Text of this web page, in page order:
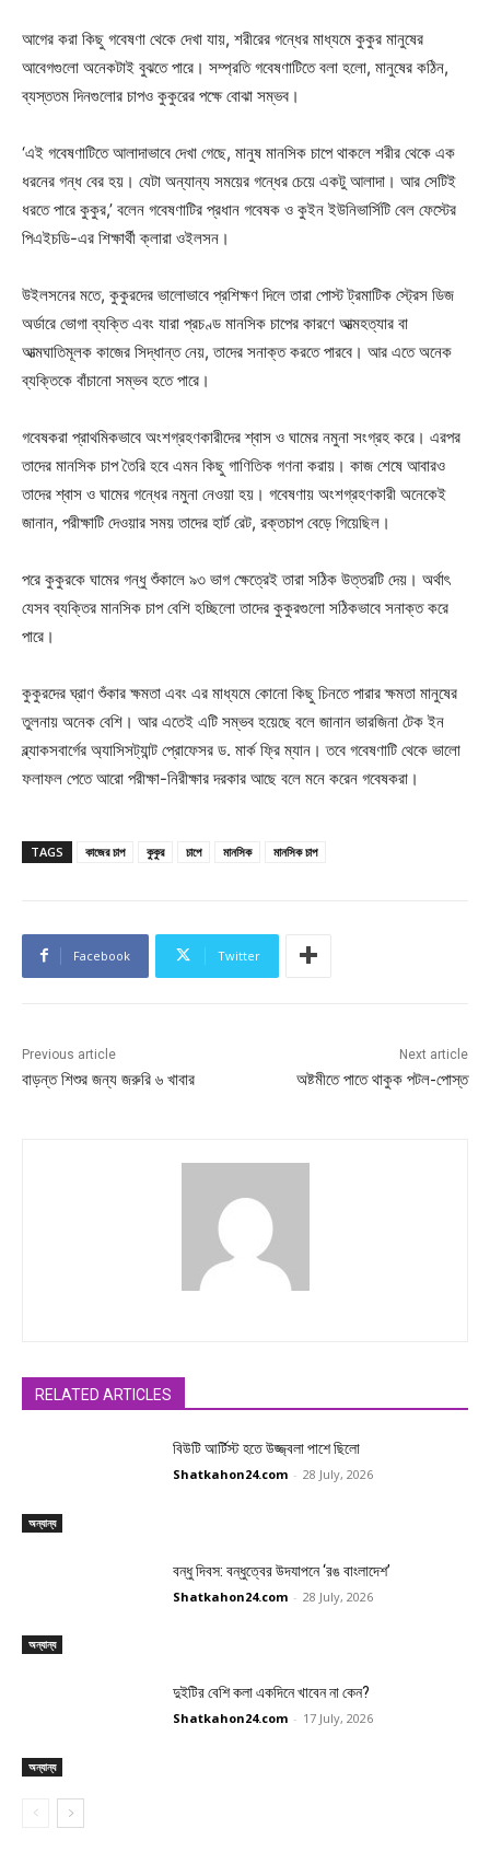
আগের করা কিছু গবেষণা থেকে দেখা যায়, শরীরের গন্ধের মাধ্যমে কুকুর মানুষের
আবেগগুলো অনেকটাই বুঝতে পারে। সম্প্রতি গবেষণাটিতে বলা হলো, মানুষের কঠিন,
ব্যস্ততম দিনগুলোর চাপও কুকুরের পক্ষে বোঝা সম্ভব।
‘এই গবেষণাটিতে আলাদাভাবে দেখা গেছে, মানুষ মানসিক চাপে থাকলে শরীর থেকে এক
ধরনের গন্ধ বের হয়। যেটা অন্যান্য সময়ের গন্ধের চেয়ে একটু আলাদা। আর সেটিই
ধরতে পারে কুকুর,’ বলেন গবেষণাটির প্রধান গবেষক ও কুইন ইউনিভার্সিটি বেল ফেস্টের
পিএইচডি-এর শিক্ষার্থী ক্লারা ওইলসন।
উইলসনের মতে, কুকুরদের ভালোভাবে প্রশিক্ষণ দিলে তারা পোস্ট ট্রমাটিক স্ট্রেস ডিজ
অর্ডারে ভোগা ব্যক্তি এবং যারা প্রচণ্ড মানসিক চাপের কারণে আত্মহত্যার বা
আত্মঘাতিমূলক কাজের সিদ্ধান্ত নেয়, তাদের সনাক্ত করতে পারবে। আর এতে অনেক
ব্যক্তিকে বাঁচানো সম্ভব হতে পারে।
গবেষকরা প্রাথমিকভাবে অংশগ্রহণকারীদের শ্বাস ও ঘামের নমুনা সংগ্রহ করে। এরপর
তাদের মানসিক চাপ তৈরি হবে এমন কিছু গাণিতিক গণনা করায়। কাজ শেষে আবারও
তাদের শ্বাস ও ঘামের গন্ধের নমুনা নেওয়া হয়। গবেষণায় অংশগ্রহণকারী অনেকেই
জানান, পরীক্ষাটি দেওয়ার সময় তাদের হার্ট রেট, রক্তচাপ বেড়ে গিয়েছিল।
পরে কুকুরকে ঘামের গন্ধু শুঁকালে ৯৩ ভাগ ক্ষেত্রেই তারা সঠিক উত্তরটি দেয়। অর্থাৎ
যেসব ব্যক্তির মানসিক চাপ বেশি হচ্ছিলো তাদের কুকুরগুলো সঠিকভাবে সনাক্ত করে
পারে।
কুকুরদের ঘ্রাণ শুঁকার ক্ষমতা এবং এর মাধ্যমে কোনো কিছু চিনতে পারার ক্ষমতা মানুষের
তুলনায় অনেক বেশি। আর এতেই এটি সম্ভব হয়েছে বলে জানান ভারজিনা টেক ইন
ব্ল্যাকসবার্গের অ্যাসিসট্যান্ট প্রোফেসর ড. মার্ক ফ্রি ম্যান। তবে গবেষণাটি থেকে ভালো
ফলাফল পেতে আরো পরীক্ষা-নিরীক্ষার দরকার আছে বলে মনে করেন গবেষকরা।
TAGS কাজের চাপ কুকুর চাপে মানসিক মানসিক চাপ
Facebook Twitter
Previous article
বাড়ন্ত শিশুর জন্য জরুরি ৬ খাবার
Next article
অষ্টমীতে পাতে থাকুক পটল-পোস্ত
RELATED ARTICLES
অন্যান্য
বিউটি আর্টিস্ট হতে উজ্জ্বলা পাশে ছিলো
Shatkahon24.com - 28 July, 2026
অন্যান্য
বন্ধু দিবস: বন্ধুত্বের উদযাপনে ‘রঙ বাংলাদেশ’
Shatkahon24.com - 28 July, 2026
অন্যান্য
দুইটির বেশি কলা একদিনে খাবেন না কেন?
Shatkahon24.com - 17 July, 2026